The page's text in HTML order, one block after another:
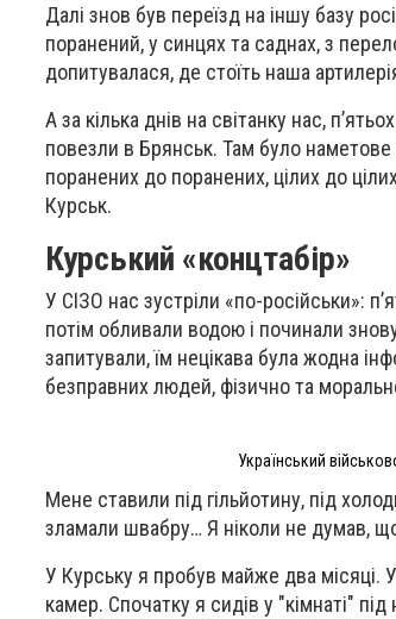
Далі знов був переїзд на іншу базу
поранений, у синцях та саднах, з
допитувалася, де стоїть наша
А за кілька днів на світанку нас,
повезли в Брянськ. Там було
поранених до поранених, цілих до
Курськ.
Курський «концтабір»
У СІЗО нас зустріли «по-російськи»:
потім обливали водою і починали
запитували, їм нецікава була жодна
безправних людей, фізично та
Український
Мене ставили під гільйотину, під
зламали швабру… Я ніколи не думав,
У Курську я пробув майже два місяці.
камер. Спочатку я сидів у "кімнаті"